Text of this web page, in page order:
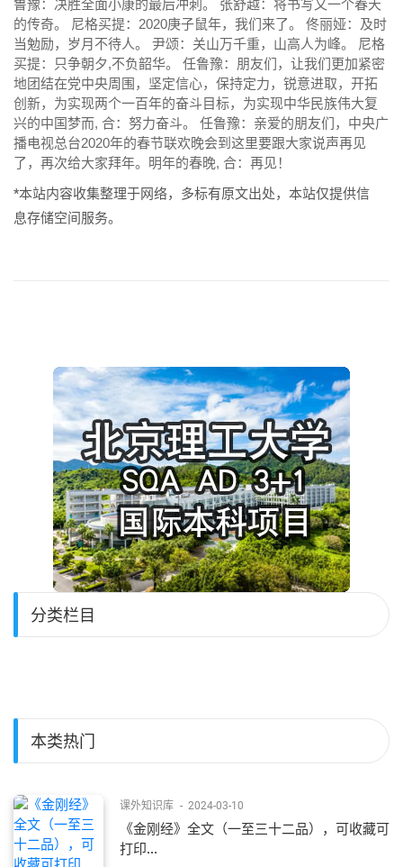
鲁豫：决胜全面小康的最后冲刺。 张舒越：将书写又一个春天
的传奇。 尼格买提：2020庚子鼠年，我们来了。 佟丽娅：及时
当勉励，岁月不待人。 尹颂：关山万千重，山高人为峰。 尼格
买提：只争朝夕,不负韶华。 任鲁豫：朋友们，让我们更加紧密
地团结在党中央周围，坚定信心，保持定力，锐意进取，开拓
创新，为实现两个一百年的奋斗目标，为实现中华民族伟大复
兴的中国梦而, 合：努力奋斗。 任鲁豫：亲爱的朋友们，中央广
播电视总台2020年的春节联欢晚会到这里要跟大家说声再见
了，再次给大家拜年。明年的春晚, 合：再见！
*本站内容收集整理于网络，多标有原文出处，本站仅提供信
息存储空间服务。
分类栏目
本类热门
课外知识库 - 2024-03-10
《金刚经》全文（一至三十二品），可收藏可
打印...